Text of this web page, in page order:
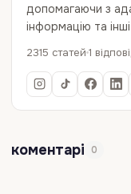
допомагаючи з
інформацію та
2315 статей 1
коментарі 0